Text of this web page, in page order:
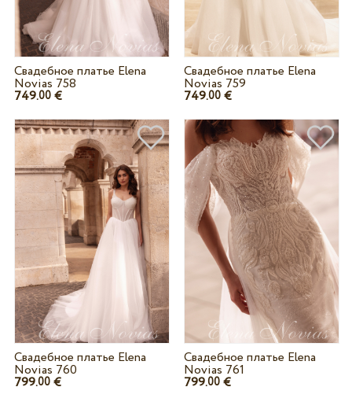
Свадебное платье Elena
Novias 758
749.00€
Свадебное платье Elena
Novias 759
749.00 €
Свадебное платье Elena
Novias 760
799.00€
Свадебное платье Elena
Novias 761
799.00 €